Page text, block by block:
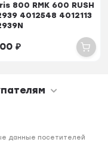
800 RMK 600 RUSH
4012548 4012113
₽
данные посетителей